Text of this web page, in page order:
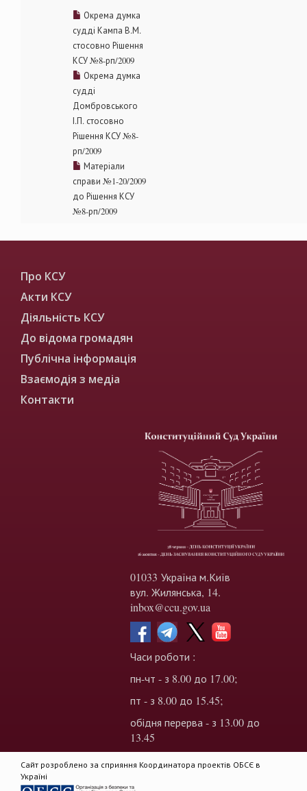
Окрема думка
судді Кампа В.М.
стосовно Рішення
КСУ №8-рп/2009
Окрема думка
судді
Домбровського
І.П. стосовно
Рішення КСУ №8-
рп/2009
Матеріали
справи №1-20/2009
до Рішення КСУ
№8-рп/2009
Про КСУ
Акти КСУ
Діяльність КСУ
До відома громадян
Публічна інформація
Взаємодія з медіа
Контакти
01033 Україна м.Київ
вул. Жилянська, 14.
inbox@ccu.gov.ua
Часи роботи :
пн-чт - з 8.00 до 17.00;
пт - з 8.00 до 15.45;
обідня перерва - з 13.00 до
13.45
Сайт розроблено за сприяння Координатора проектів ОБСЄ в
Україні